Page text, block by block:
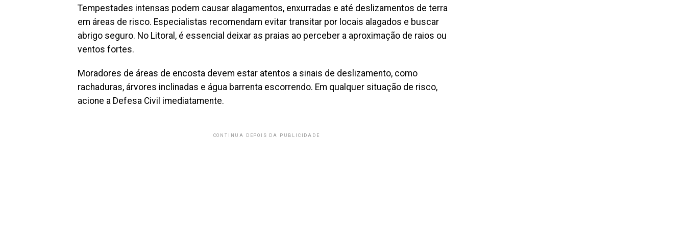
Tempestades intensas podem causar alagamentos, enxurradas e até deslizamentos de terra
em áreas de risco. Especialistas recomendam evitar transitar por locais alagados e buscar
abrigo seguro. No Litoral, é essencial deixar as praias ao perceber a aproximação de raios ou
ventos fortes.
Moradores de áreas de encosta devem estar atentos a sinais de deslizamento, como
rachaduras, árvores inclinadas e água barrenta escorrendo. Em qualquer situação de risco,
acione a Defesa Civil imediatamente.
CONTINUA DEPOIS DA PUBLICIDADE